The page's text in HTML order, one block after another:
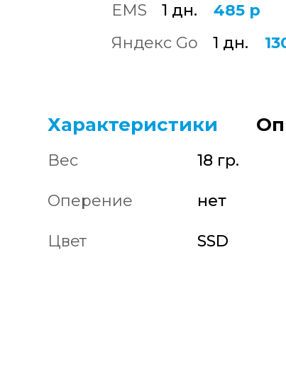
EMS
1 дн.
485 р
Яндекс Go
1 дн.
Характеристики
Вес 18 гр.
Оперение нет
Цвет SSD